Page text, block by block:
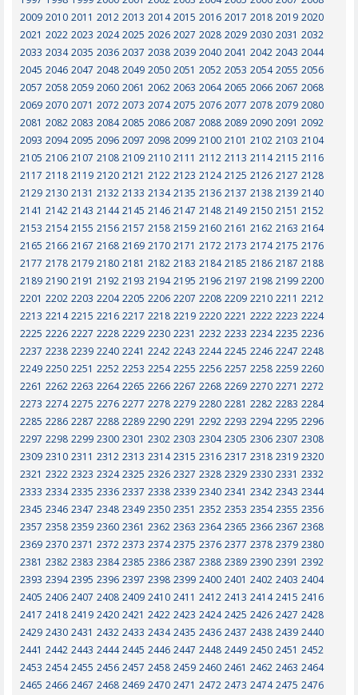
2009 2010 2011 2012 2013 2014 2015 2016 2017 2018 2019 2020
2021 2022 2023 2024 2025 2026 2027 2028 2029 2030 2031 2032
2033 2034 2035 2036 2037 2038 2039 2040 2041 2042 2043 2044
2045 2046 2047 2048 2049 2050 2051 2052 2053 2054 2055 2056
2057 2058 2059 2060 2061 2062 2063 2064 2065 2066 2067 2068
2069 2070 2071 2072 2073 2074 2075 2076 2077 2078 2079 2080
2081 2082 2083 2084 2085 2086 2087 2088 2089 2090 2091 2092
2093 2094 2095 2096 2097 2098 2099 2100 2101 2102 2103 2104
2105 2106 2107 2108 2109 2110 2111 2112 2113 2114 2115 2116
2117 2118 2119 2120 2121 2122 2123 2124 2125 2126 2127 2128
2129 2130 2131 2132 2133 2134 2135 2136 2137 2138 2139 2140
2141 2142 2143 2144 2145 2146 2147 2148 2149 2150 2151 2152
2153 2154 2155 2156 2157 2158 2159 2160 2161 2162 2163 2164
2165 2166 2167 2168 2169 2170 2171 2172 2173 2174 2175 2176
2177 2178 2179 2180 2181 2182 2183 2184 2185 2186 2187 2188
2189 2190 2191 2192 2193 2194 2195 2196 2197 2198 2199 2200
2201 2202 2203 2204 2205 2206 2207 2208 2209 2210 2211 2212
2213 2214 2215 2216 2217 2218 2219 2220 2221 2222 2223 2224
2225 2226 2227 2228 2229 2230 2231 2232 2233 2234 2235 2236
2237 2238 2239 2240 2241 2242 2243 2244 2245 2246 2247 2248
2249 2250 2251 2252 2253 2254 2255 2256 2257 2258 2259 2260
2261 2262 2263 2264 2265 2266 2267 2268 2269 2270 2271 2272
2273 2274 2275 2276 2277 2278 2279 2280 2281 2282 2283 2284
2285 2286 2287 2288 2289 2290 2291 2292 2293 2294 2295 2296
2297 2298 2299 2300 2301 2302 2303 2304 2305 2306 2307 2308
2309 2310 2311 2312 2313 2314 2315 2316 2317 2318 2319 2320
2321 2322 2323 2324 2325 2326 2327 2328 2329 2330 2331 2332
2333 2334 2335 2336 2337 2338 2339 2340 2341 2342 2343 2344
2345 2346 2347 2348 2349 2350 2351 2352 2353 2354 2355 2356
2357 2358 2359 2360 2361 2362 2363 2364 2365 2366 2367 2368
2369 2370 2371 2372 2373 2374 2375 2376 2377 2378 2379 2380
2381 2382 2383 2384 2385 2386 2387 2388 2389 2390 2391 2392
2393 2394 2395 2396 2397 2398 2399 2400 2401 2402 2403 2404
2405 2406 2407 2408 2409 2410 2411 2412 2413 2414 2415 2416
2417 2418 2419 2420 2421 2422 2423 2424 2425 2426 2427 2428
2429 2430 2431 2432 2433 2434 2435 2436 2437 2438 2439 2440
2441 2442 2443 2444 2445 2446 2447 2448 2449 2450 2451 2452
2453 2454 2455 2456 2457 2458 2459 2460 2461 2462 2463 2464
2465 2466 2467 2468 2469 2470 2471 2472 2473 2474 2475 2476